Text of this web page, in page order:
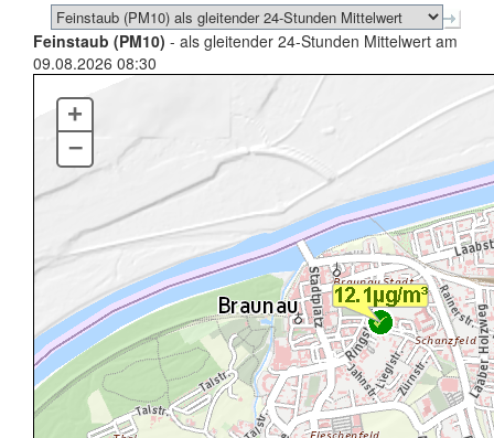
Feinstaub (PM10) - als gleitender 24-Stunden Mittelwert am
09.08.2026 08:30
+
–